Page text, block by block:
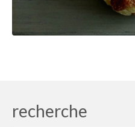
recherche